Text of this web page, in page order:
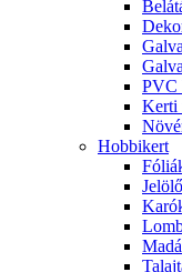
PVC
Kerti
Hobbikert